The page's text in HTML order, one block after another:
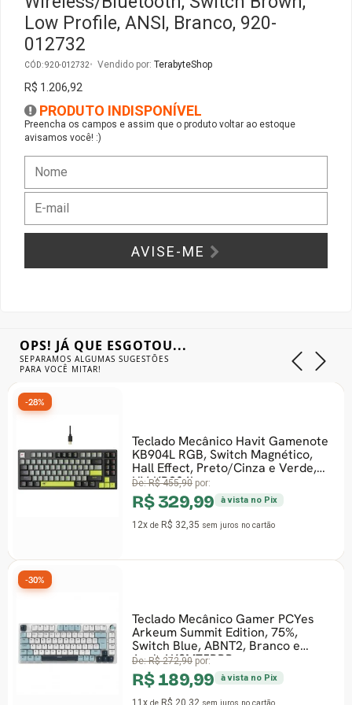
Low Profile, ANSI, Branco, 920-
012732
CÓD: 920-012732 Vendido por: TerabyteShop
R$ 1.206,92
PRODUTO INDISPONÍVEL
Preencha os campos e assim que o produto voltar ao estoque
avisamos você! :)
AVISE-ME
OPS! JÁ QUE ESGOTOU...
SEPARAMOS ALGUMAS SUGESTÕES
PARA VOCÊ MITAR!
Teclado Mecânico Havit Gamenote
KB904L RGB, Switch Magnético,
Hall Effect, Preto/Cinza e Verde,
HV-KB904L
De:R$ 455,90por:
R$ 329,99 à vista no Pix
12xde R$ 32,35 sem juros no cartão
-28%
Teclado Mecânico Gamer PCYes
Arkeum Summit Edition, 75%,
Switch Blue, ABNT2, Branco e
Azul, AKSM75BBR
De:R$ 272,90por:
R$ 189,99 à vista no Pix
11xde R$ 20,32 sem juros no cartão
-30%
Gabinete Liketec
Fonte Thermaltake
Ver Todos